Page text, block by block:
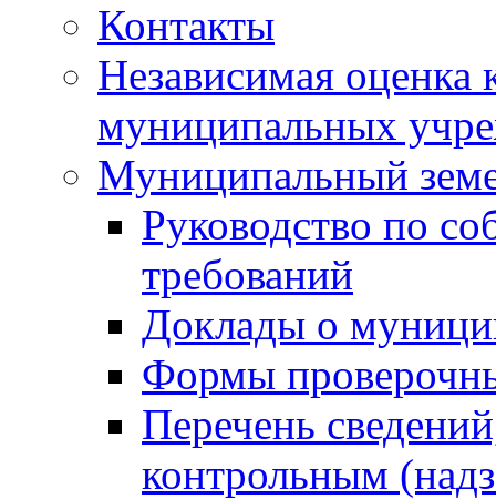
Контакты
Независимая оценка
муниципальных
Муниципальный
Руководство по
требований
Доклады о
Формы
Перечень
контрольным